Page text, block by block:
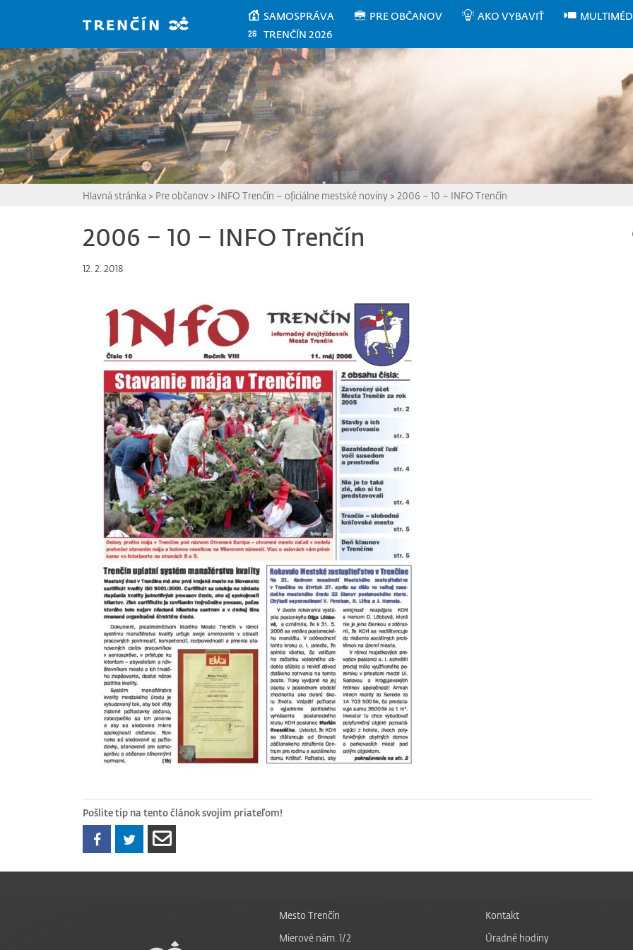
SAMOSPRÁVA PRE OBČANOV AKO VYBAVIŤ
TRENČÍN 2026
Hlavná stránka > Pre občanov> INFO Trenčín – oficiálne mestské noviny> 2006 – 10 – INFO Trenčín
2006 – 10 – INFO Trenčín
12. 2. 2018
Pošlite tip na tento článok svojim priateľom!
Mesto Trenčín
Mierové nám. 1/2
Kontakt
Úradné hodiny